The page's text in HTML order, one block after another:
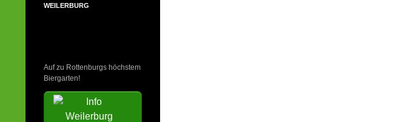
WEILERBURG
Auf zu Rottenburgs höchstem
Biergarten!